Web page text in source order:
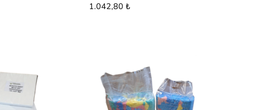
1.042,80 ₺
1.042,80 ₺